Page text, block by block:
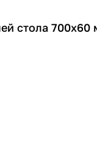
стола